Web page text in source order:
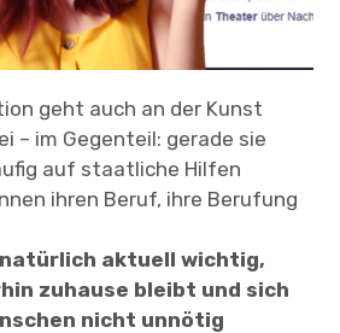
geht auch an der Kunst
– im Gegenteil: gerade sie
auf staatliche Hilfen
ihren Beruf, ihre Berufung
aktuell wichtig,
zuhause bleibt und sich
nicht unnötig